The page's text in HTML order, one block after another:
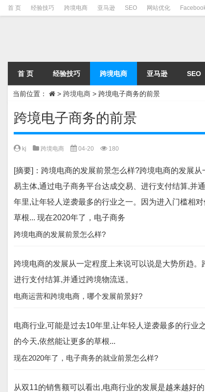
首 页 经验技巧 跨境电商 亚马逊 SEO 网站优化
首 页 经验技巧 跨境电商 亚马逊 SEO
当前位置： > 跨境电商 > 跨境电子商务的前景
跨境电子商务的前景
kj 跨境电商 04-20 180
[摘要]：跨境电商的发展前景怎么样?跨境电商的发展
易主体,通过电子商务平台达成交易、进行支付结算,并
年里,让年轻人逆袭最多的行业之一。因为进入门槛相
草根... 现在2020年了，电子商务
跨境电商的发展前景怎么样?
跨境电商的发展从一定程度上来说可以说是大势所趋
进行支付结算,并通过跨境物流送。
电商运营和跨境电商，哪个发展前景好?
电商行业,可能是过去10年里,让年轻人逆袭最多的行业
的今天,依然能让更多的草根...
现在2020年了，电子商务的就业前景怎么样?
从双11的销售额可以看出,电商行业的发展是越来越好